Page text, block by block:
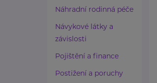
Náhradní rodinná péče
Návykové látky a
závislosti
Pojištění a finance
Postižení a poruchy